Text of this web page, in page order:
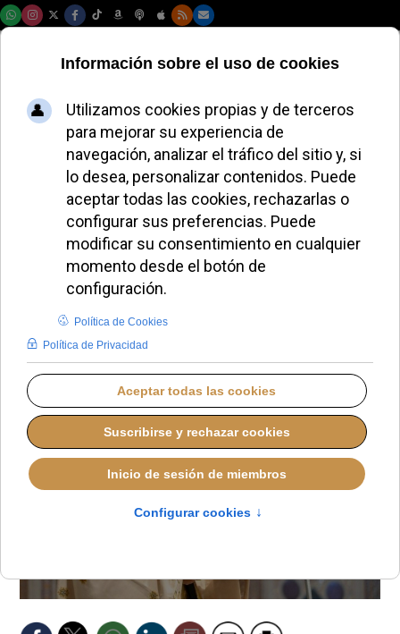
El Papa pide mayor
reverencia y
fidelidad en la
liturgia
ALMUDENA RODRIGO
PAPA LEÓN XIV
JUEVES, 13 NOVIEMBRE 2025 08:03